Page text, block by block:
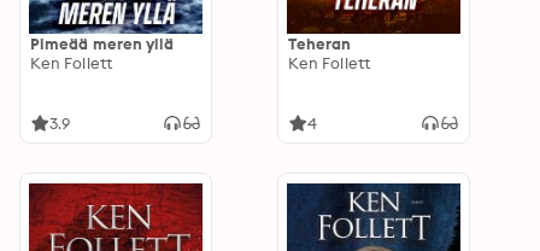
Pimeää meren yllä
Ken Follett
3.9
Teheran
Ken Follett
4